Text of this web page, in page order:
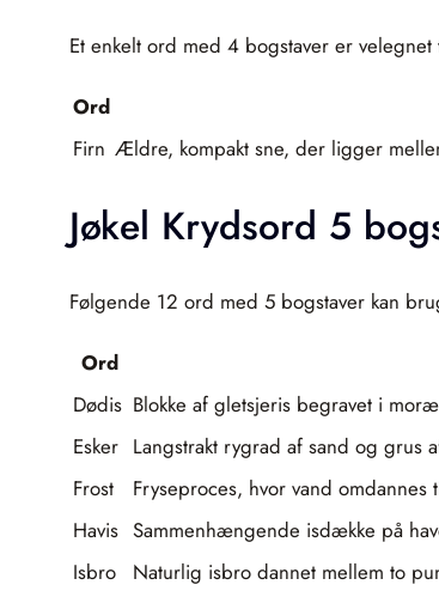
Et enkelt ord med 4 bogstaver er velegnet
Ord
Firn Ældre, kompakt sne, der ligger
Jøkel Krydsord 5
Følgende 12 ord med 5 bogstaver kan
Ord
Dødis Blokke af gletsjeris begravet i
Esker Langstrakt rygrad af sand og grus
Frost
Fryseproces, hvor vand
Havis Sammenhængende isdække på
Isbro
Naturlig isbro dannet mellem to